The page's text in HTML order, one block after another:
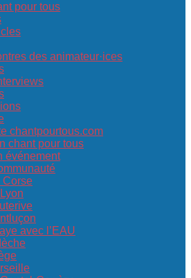
pour tous
des animateur·ices
chantpourtous.com
chant pour tous
événement
Corse
avec l’EAU